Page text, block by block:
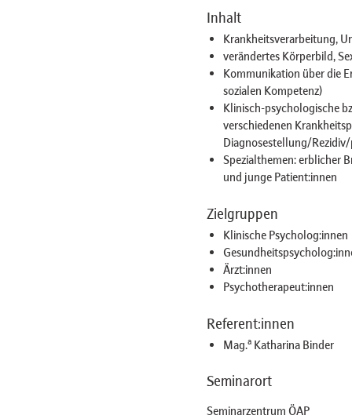
Inhalt
Krankheitsverarbeitung,
verändertes Körperbild,
Kommunikation über die
sozialen Kompetenz)
Klinisch-psychologische
verschiedenen
Diagnosestellung/
Spezialthemen: erblicher
und junge Patient:innen
Zielgruppen
Klinische Psycholog:innen
Ärzt:innen
Psychotherapeut:innen
Referent:innen
Mag.aKatharina Binder
Seminarort
Seminarzentrum ÖAP